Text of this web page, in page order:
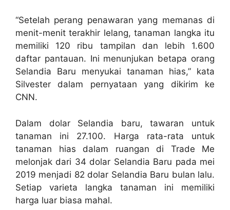
“Setelah perang penawaran yang memanas di
menit-menit terakhir lelang, tanaman langka itu
memiliki 120 ribu tampilan dan lebih 1.600
daftar pantauan. Ini menunjukan betapa orang
Selandia Baru menyukai tanaman hias,” kata
Silvester dalam pernyataan yang dikirim ke
CNN.
Dalam dolar Selandia baru, tawaran untuk
tanaman ini 27.100. Harga rata-rata untuk
tanaman hias dalam ruangan di Trade Me
melonjak dari 34 dolar Selandia Baru pada mei
2019 menjadi 82 dolar Selandia Baru bulan lalu.
Setiap varieta langka tanaman ini memiliki
harga luar biasa mahal.